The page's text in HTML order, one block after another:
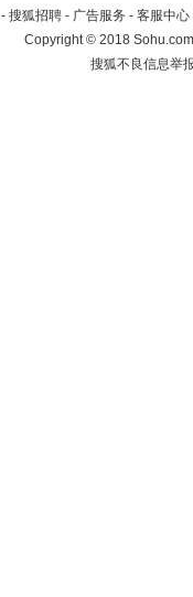
- 搜狐招聘 - 广告服务 - 客服中心
Copyright©2018
搜狐不良信息举